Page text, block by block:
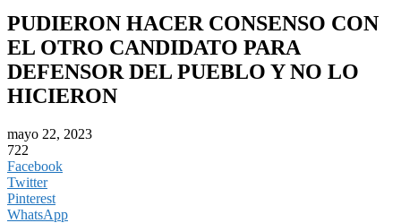
PUDIERON HACER CONSENSO CON
EL OTRO CANDIDATO PARA
DEFENSOR DEL PUEBLO Y NO LO
HICIERON
mayo 22, 2023
722
Facebook
Twitter
Pinterest
WhatsApp